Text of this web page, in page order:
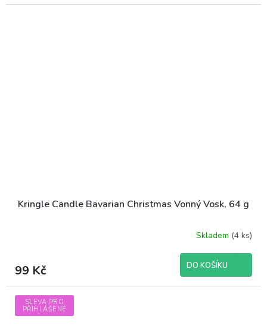
Kringle Candle Bavarian Christmas Vonný Vosk, 64 g
Skladem (4 ks)
99 Kč DO KOŠÍKU
SLEVA PRO
PŘIHLÁŠENÉ